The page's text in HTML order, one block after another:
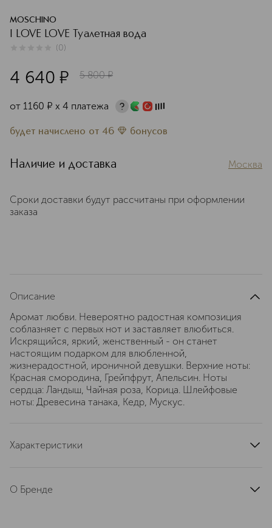
MOSCHINO
I LOVE LOVE Туалетная вода
(0)
4 640 ¤ 5 800 ¤
от 1160 ¤ х 4 платежа
будет начислено от 46 бонусов
Наличие и доставка Москва
Сроки доставки будут рассчитаны при оформлении
заказа
Описание
Аромат любви. Невероятно радостная композиция
соблазняет с первых нот и заставляет влюбиться.
Искрящийся, яркий, женственный - он станет
настоящим подарком для влюбленной,
жизнерадостной, ироничной девушки. Верхние ноты:
Красная смородина, Грейпфрут, Апельсин. Ноты
сердца: Ландыш, Чайная роза, Корица. Шлейфовые
ноты: Древесина танака, Кедр, Мускус.
Характеристики
верхние ноты
грейпфрут, апельсин, красная смородина, лимон
О Бренде